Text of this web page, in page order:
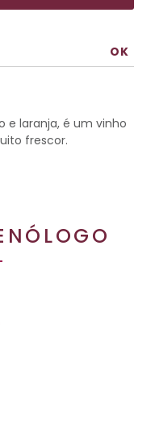
e laranja, é um vinho
frescor.